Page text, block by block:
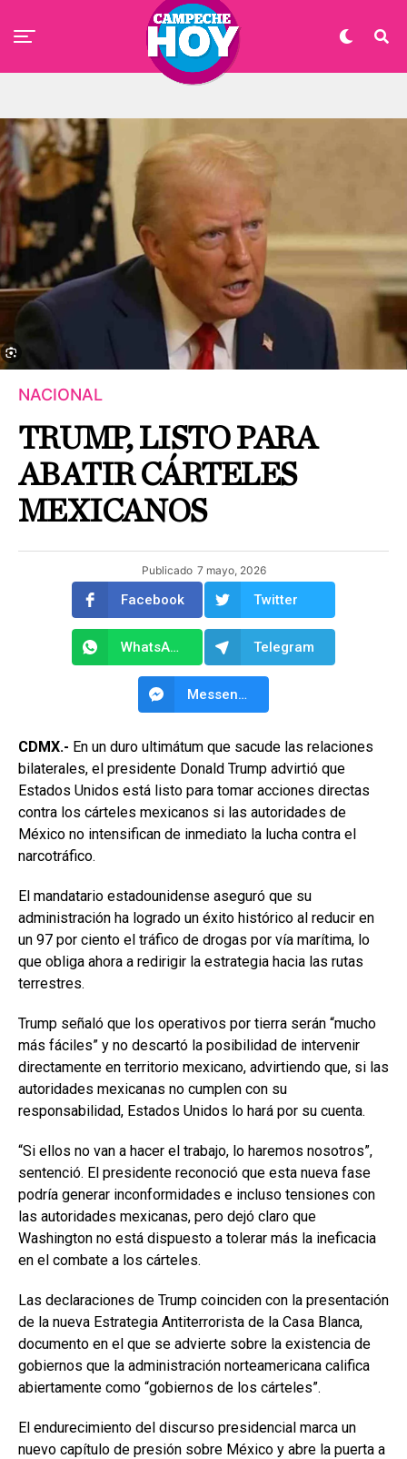
NACIONAL
TRUMP, LISTO PARA
ABATIR CÁRTELES
MEXICANOS
Publicado 7 mayo, 2026
Facebook Twitter
WhatsApp Telegram
Messenger
CDMX.- En un duro ultimátum que sacude las relaciones
bilaterales, el presidente Donald Trump advirtió que
Estados Unidos está listo para tomar acciones directas
contra los cárteles mexicanos si las autoridades de
México no intensifican de inmediato la lucha contra el
narcotráfico.
El mandatario estadounidense aseguró que su
administración ha logrado un éxito histórico al reducir en
un 97 por ciento el tráfico de drogas por vía marítima, lo
que obliga ahora a redirigir la estrategia hacia las rutas
terrestres.
Trump señaló que los operativos por tierra serán “mucho
más fáciles” y no descartó la posibilidad de intervenir
directamente en territorio mexicano, advirtiendo que, si las
autoridades mexicanas no cumplen con su
responsabilidad, Estados Unidos lo hará por su cuenta.
“Si ellos no van a hacer el trabajo, lo haremos nosotros”,
sentenció. El presidente reconoció que esta nueva fase
podría generar inconformidades e incluso tensiones con
las autoridades mexicanas, pero dejó claro que
Washington no está dispuesto a tolerar más la ineficacia
en el combate a los cárteles.
Las declaraciones de Trump coinciden con la presentación
de la nueva Estrategia Antiterrorista de la Casa Blanca,
documento en el que se advierte sobre la existencia de
gobiernos que la administración norteamericana califica
abiertamente como “gobiernos de los cárteles”.
El endurecimiento del discurso presidencial marca un
nuevo capítulo de presión sobre México y abre la puerta a